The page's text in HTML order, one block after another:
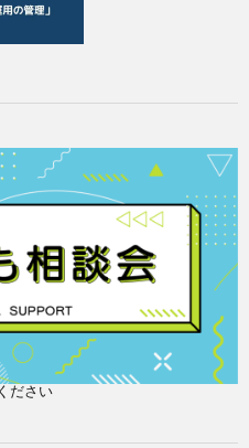
ださい